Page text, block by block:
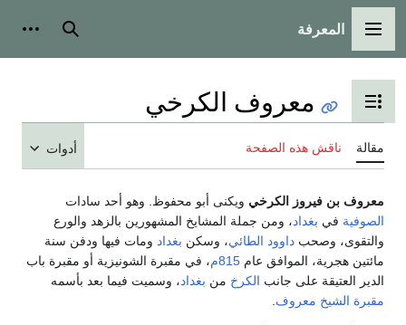
القائمة الرئيسية
المعرفة بحث
تبديل عرض جدول المحتويات
معروف الكرخي
مقالة ناقش هذه الصفحة أدوات
معروف بن فيروز الكرخي ويكنى أبو محفوظ. وهو أحد سادات
الصوفية في بغداد، ومن جملة المشايخ المشهورين بالزهد والورع
والتقوى، وصحب داوود الطائي، وسكن بغداد ومات فيها ودفن سنة
مائتين هجرية، الموافق عام 815م
، في مقبرة الشونيزية أو مقبرة باب
الدير العتيقة على جانب الكرخ من بغداد، وسميت فيما بعد بأسمه
مقبرة الشيخ معروف